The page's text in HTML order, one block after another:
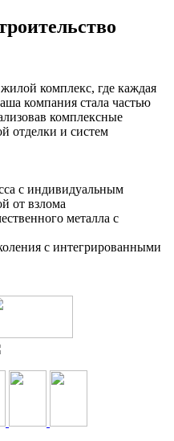
комплекс, где каждая
компания стала частью
комплексные
отделки и систем
с индивидуальным
от взлома
металла с
с интегрированными